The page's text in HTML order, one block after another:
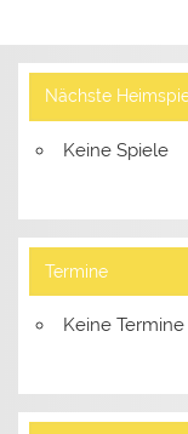
Nächste
Keine Spiele
Termine
Keine Termine